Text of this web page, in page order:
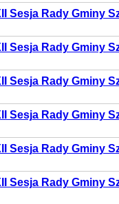
Sesja Rady Gminy
Sesja Rady Gminy
Sesja Rady Gminy
Sesja Rady Gminy
Sesja Rady Gminy
Sesja Rady Gminy